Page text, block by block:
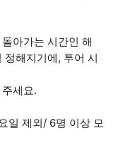
아가는 시간인 해
해지기에, 투어 시
세요.
일 제외/ 6명 이상 모